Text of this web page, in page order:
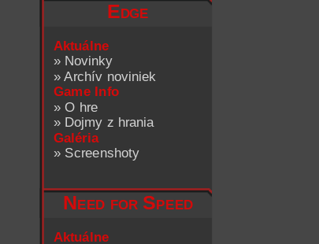
Edge
Aktuálne
» Novinky
»Archív noviniek
Game Info
»O hre
» Dojmy z hrania
Galéria
» Screenshoty
Need for Speed
Aktuálne